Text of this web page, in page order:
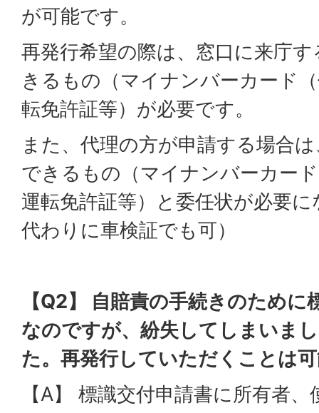
が可能です。
再発行希望の際は、窓口に来庁
きるもの（マイナンバーカード
転免許証等）が必要です。
また、代理の方が申請する場合
できるもの（マイナンバーカー
運転免許証等）と委任状が必要
代わりに車検証でも可）
【Q2】 自賠責の手続きのために
なのですが、紛失してしまいまし
た。再発行していただくことは
【A】 標識交付申請書に所有者